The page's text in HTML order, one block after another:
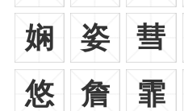
娴
姿 彗
悠
詹 霏